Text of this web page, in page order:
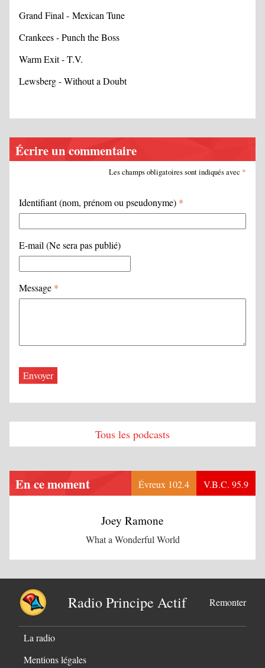
Grand Final - Mexican Tune
Crankees - Punch the Boss
Warm Exit - T.V.
Lewsberg - Without a Doubt
Écrire un commentaire
Les champs obligatoires sont indiqués avec *
Identifiant (nom, prénom ou pseudonyme) *
E-mail (Ne sera pas publié)
Message *
Tous les podcasts
En ce moment Évreux 102.4 V.B.C. 95.9
Joey Ramone
What a Wonderful World
Radio Principe Actif Remonter
La radio
Mentions légales